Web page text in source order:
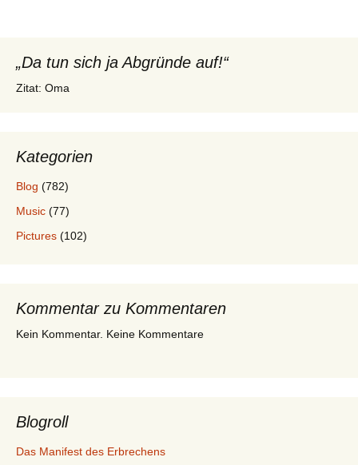
„Da tun sich ja Abgründe auf!“
Zitat: Oma
Kategorien
Blog (782)
Music (77)
Pictures (102)
Kommentar zu Kommentaren
Kein Kommentar. Keine Kommentare
Blogroll
Das Manifest des Erbrechens